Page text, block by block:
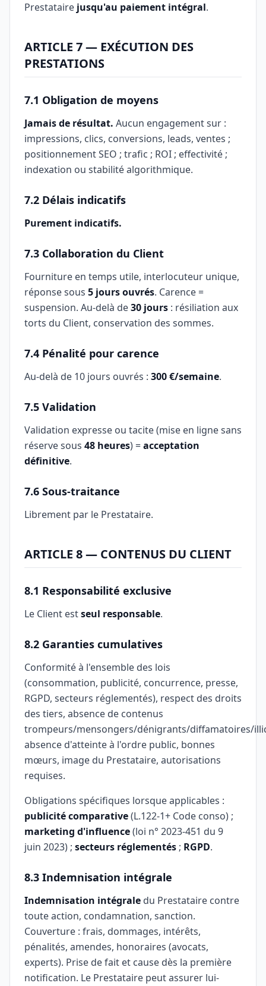
Prestataire jusqu'au paiement intégral.
ARTICLE 7 — EXÉCUTION DES
PRESTATIONS
7.1 Obligation de moyens
Jamais de résultat. Aucun engagement sur :
impressions, clics, conversions, leads, ventes ;
positionnement SEO ; trafic ; ROI ; effectivité ;
indexation ou stabilité algorithmique.
7.2 Délais indicatifs
Purement indicatifs.
7.3 Collaboration du Client
Fourniture en temps utile, interlocuteur unique,
réponse sous 5 jours ouvrés. Carence =
suspension. Au-delà de30 jours : résiliation aux
torts du Client, conservation des sommes.
7.4 Pénalité pour carence
Au-delà de 10 jours ouvrés : 300 €/semaine.
7.5 Validation
Validation expresse ou tacite (mise en ligne sans
réserve sous 48 heures) =acceptation
définitive.
7.6 Sous-traitance
Librement par le Prestataire.
ARTICLE 8 — CONTENUS DU CLIENT
8.1 Responsabilité exclusive
Le Client estseul responsable.
8.2 Garanties cumulatives
Conformité à l'ensemble des lois
(consommation, publicité, concurrence, presse,
RGPD, secteurs réglementés), respect des droits
des tiers, absence de contenus
trompeurs/mensongers/dénigrants/diffamatoires/
absence d'atteinte à l'ordre public, bonnes
mœurs, image du Prestataire, autorisations
requises.
Obligations spécifiques lorsque applicables :
publicité comparative(L.122-1+ Code conso) ;
marketing d'influence(loi n° 2023-451 du 9
juin 2023) ; secteurs réglementés ; RGPD.
8.3 Indemnisation intégrale
Indemnisation intégrale du Prestataire contre
toute action, condamnation, sanction.
Couverture : frais, dommages, intérêts,
pénalités, amendes, honoraires (avocats,
experts). Prise de fait et cause dès la première
notification. Le Prestataire peut assurer lui-